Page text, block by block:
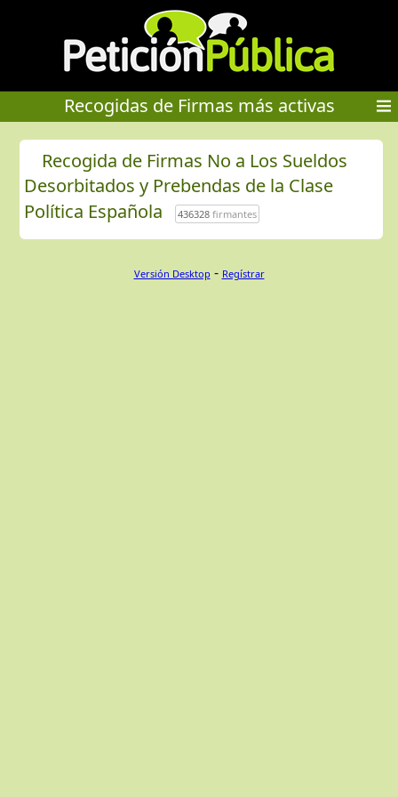
Recogidas de Firmas más activas
Recogida de Firmas No a Los Sueldos
Desorbitados y Prebendas de la Clase
Política Española
436328firmantes
Versión Desktop - Regístrar